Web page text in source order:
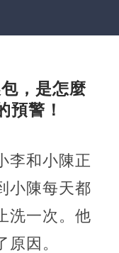
，是怎麼
預警！
李和小陳正
小陳每天都
洗一次。他
因。